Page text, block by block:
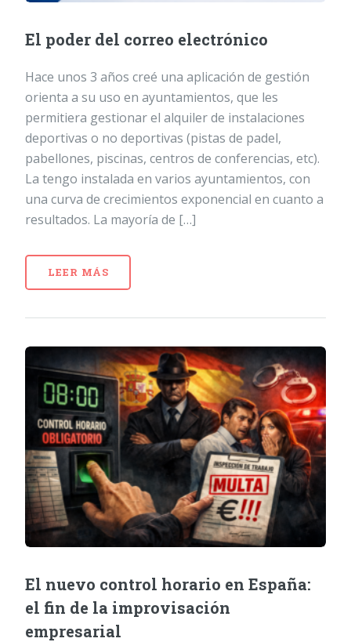
El poder del correo electrónico
Hace unos 3 años creé una aplicación de gestión
orienta a su uso en ayuntamientos, que les
permitiera gestionar el alquiler de instalaciones
deportivas o no deportivas (pistas de padel,
pabellones, piscinas, centros de conferencias, etc).
La tengo instalada en varios ayuntamientos, con
una curva de crecimientos exponencial en cuanto a
resultados. La mayoría de […]
LEER MÁS
El nuevo control horario en España:
el fin de la improvisación
empresarial